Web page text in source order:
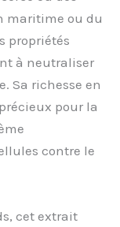
maritime ou du
propriétés
à neutraliser
Sa richesse en
pour la
contre le
cet extrait